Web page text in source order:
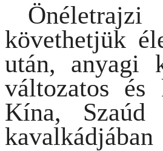
követhetjük
után, anyagi
változatos és
Kína, Szaúd